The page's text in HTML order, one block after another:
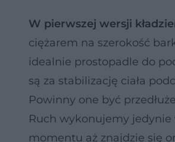
W pierwszej wersji
ciężarem na szerokość
idealnie prostopadle do
są za stabilizację ciała
Powinny one być
Ruch wykonujemy jedynie
momentu aż znajdzie się